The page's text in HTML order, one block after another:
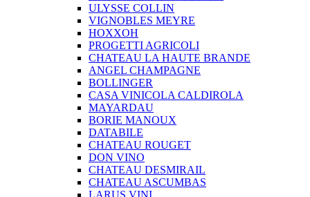
ULYSSE COLLIN
VIGNOBLES MEYRE
HOXXOH
PROGETTI AGRICOLI
CHATEAU LA HAUTE BRANDE
ANGEL CHAMPAGNE
BOLLINGER
CASA VINICOLA CALDIROLA
MAYARDAU
BORIE MANOUX
DATABILE
CHATEAU ROUGET
DON VINO
CHATEAU DESMIRAIL
CHATEAU ASCUMBAS
LARUS VINI